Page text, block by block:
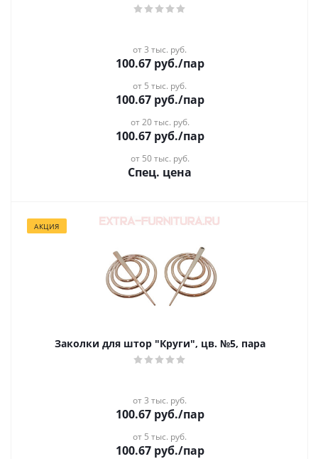
от 3 тыс. руб.
100.67руб./пар
от 5 тыс. руб.
100.67руб./пар
от 20 тыс. руб.
100.67руб./пар
от 50 тыс. руб.
Спец. цена
АКЦИЯ
Заколки для штор "Круги", цв. №5, пара
от 3 тыс. руб.
100.67руб./пар
от 5 тыс. руб.
100.67руб./пар